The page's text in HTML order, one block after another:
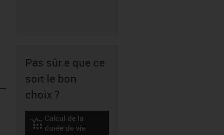
Pas sûr.e que ce
soit le bon
choix ?
igus-icon-lebensdauerrechner
Calcul de la
durée de vie